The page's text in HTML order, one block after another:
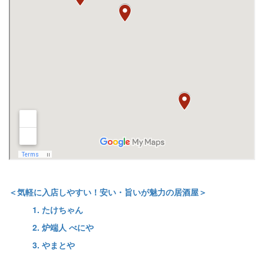
＜気軽に入店しやすい！安い・旨いが魅力の居酒屋＞
1. たけちゃん
2. 炉端人 べにや
3. やまとや